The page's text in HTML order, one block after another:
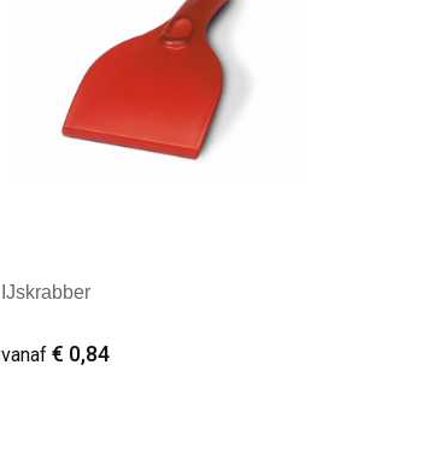
IJskrabber
vanaf € 0,84